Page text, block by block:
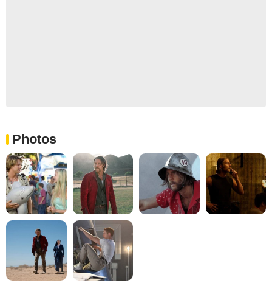
Photos